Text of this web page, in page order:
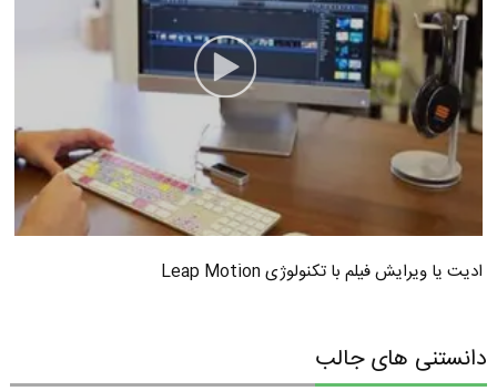
ادیت یا ویرایش فیلم با تکنولوژی Leap Motion
دانستنی های جالب